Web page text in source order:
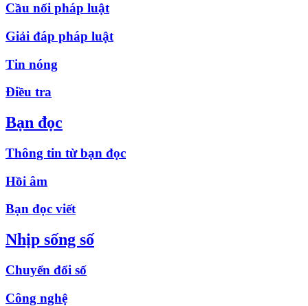
Cầu nối pháp luật
Giải đáp pháp luật
Tin nóng
Điều tra
Bạn đọc
Thông tin từ bạn đọc
Hồi âm
Bạn đọc viết
Nhịp sống số
Chuyển đổi số
Công nghệ